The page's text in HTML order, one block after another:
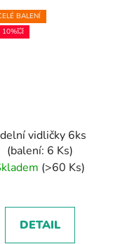
BALENÍ
10%💥
vidličky 6ks
(balení: 6 Ks)
(>60 Ks)
DETAIL